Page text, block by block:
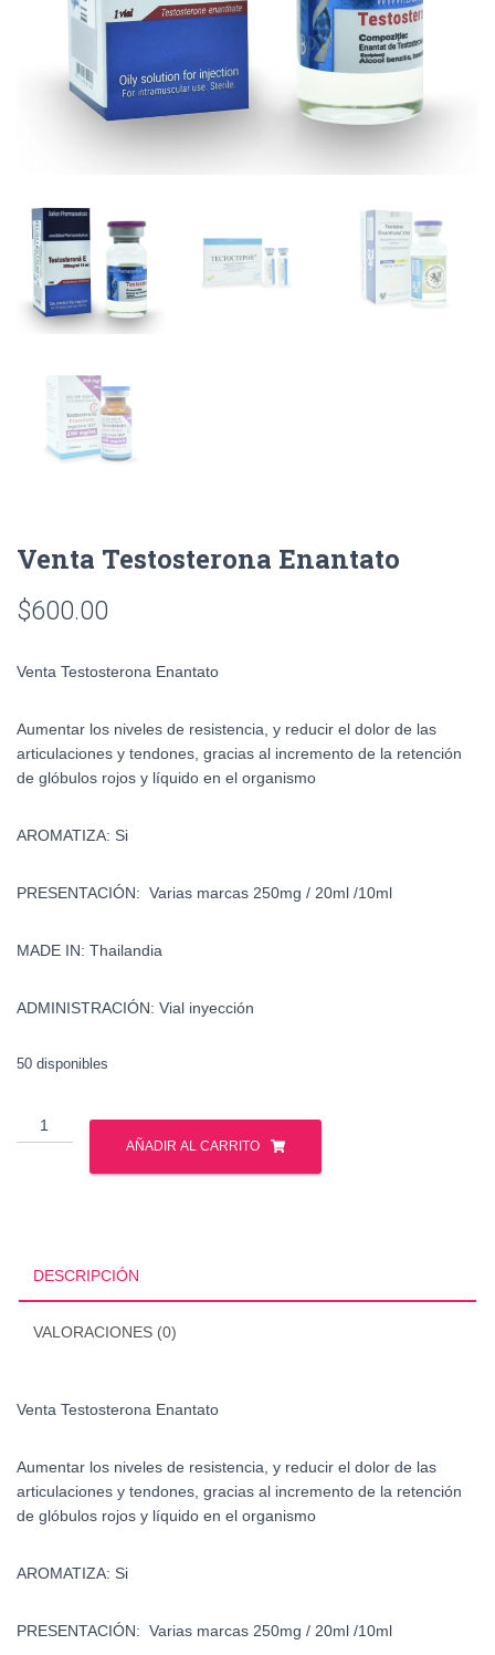
Venta Testosterona Enantato
$600.00
Venta Testosterona Enantato
Aumentar los niveles de resistencia, y reducir el dolor de las
articulaciones y tendones, gracias al incremento de la retención
de glóbulos rojos y líquido en el organismo
AROMATIZA: Si
PRESENTACIÓN: Varias marcas 250mg / 20ml /10ml
MADE IN: Thailandia
ADMINISTRACIÓN: Vial inyección
50 disponibles
Venta
Testosterona
AÑADIR AL CARRITO
DESCRIPCIÓN
VALORACIONES (0)
Venta Testosterona Enantato
Aumentar los niveles de resistencia, y reducir el dolor de las
articulaciones y tendones, gracias al incremento de la retención
de glóbulos rojos y líquido en el organismo
AROMATIZA: Si
PRESENTACIÓN: Varias marcas 250mg / 20ml /10ml